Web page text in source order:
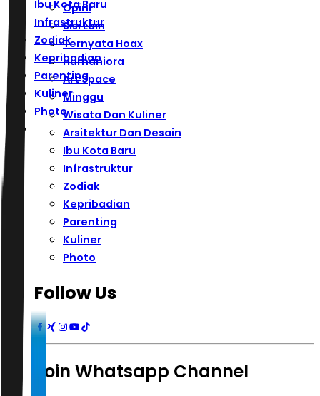
Ibu Kota Baru
Infrastruktur
Zodiak
Kepribadian
Parenting
Kuliner
Photo
Opini
Sisi Lain
Ternyata Hoax
Humaniora
Art Space
Minggu
Wisata Dan Kuliner
Arsitektur Dan Desain
Ibu Kota Baru
Infrastruktur
Zodiak
Kepribadian
Parenting
Kuliner
Photo
Follow Us
Join Whatsapp Channel